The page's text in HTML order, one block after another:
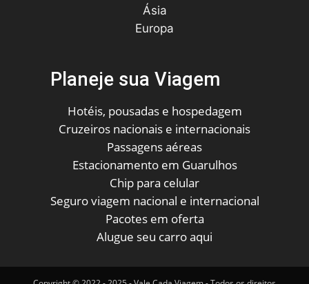
Ásia
Europa
Planeje sua Viagem
Hotéis, pousadas e hospedagem
Cruzeiros nacionais e internacionais
Passagens aéreas
Estacionamento em Guarulhos
Chip para celular
Seguro viagem nacional e internacional
Pacotes em oferta
Alugue seu carro aqui